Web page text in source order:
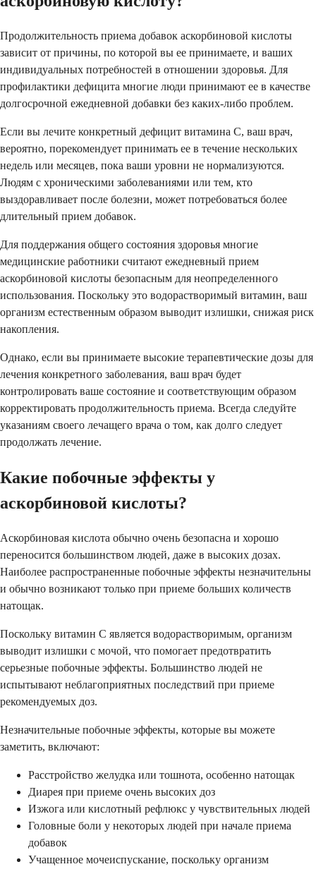
Продолжительность приема добавок аскорбиновой кислоты
зависит от причины, по которой вы ее принимаете, и ваших
индивидуальных потребностей в отношении здоровья. Для
профилактики дефицита многие люди принимают ее в качестве
долгосрочной ежедневной добавки без каких-либо проблем.
Если вы лечите конкретный дефицит витамина С, ваш врач,
вероятно, порекомендует принимать ее в течение нескольких
недель или месяцев, пока ваши уровни не нормализуются.
Людям с хроническими заболеваниями или тем, кто
выздоравливает после болезни, может потребоваться более
длительный прием добавок.
Для поддержания общего состояния здоровья многие
медицинские работники считают ежедневный прием
аскорбиновой кислоты безопасным для неопределенного
использования. Поскольку это водорастворимый витамин, ваш
организм естественным образом выводит излишки, снижая риск
накопления.
Однако, если вы принимаете высокие терапевтические дозы для
лечения конкретного заболевания, ваш врач будет
контролировать ваше состояние и соответствующим образом
корректировать продолжительность приема. Всегда следуйте
указаниям своего лечащего врача о том, как долго следует
продолжать лечение.
Какие побочные эффекты у
аскорбиновой кислоты?
Аскорбиновая кислота обычно очень безопасна и хорошо
переносится большинством людей, даже в высоких дозах.
Наиболее распространенные побочные эффекты незначительны
и обычно возникают только при приеме больших количеств
натощак.
Поскольку витамин C является водорастворимым, организм
выводит излишки с мочой, что помогает предотвратить
серьезные побочные эффекты. Большинство людей не
испытывают неблагоприятных последствий при приеме
рекомендуемых доз.
Незначительные побочные эффекты, которые вы можете
заметить, включают:
Расстройство желудка или тошнота, особенно натощак
Диарея при приеме очень высоких доз
Изжога или кислотный рефлюкс у чувствительных людей
Головные боли у некоторых людей при начале приема
добавок
Учащенное мочеиспускание, поскольку организм